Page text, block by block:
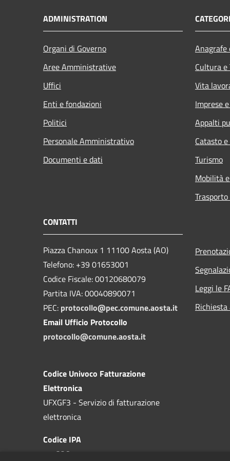
ADMINISTRATION
Organi di Governo
Aree Amministrative
Uffici
Enti e fondazioni
Politici
Personale Amministrativo
Documenti e dati
Cultura e
Vita
Imprese
Appalti
Catasto
Turismo
Mobilità
CONTATTI
Piazza Chanoux 1 11100 Aosta (AO)
Telefono: +39 01653001
Codice Fiscale: 00120680079
Partita IVA: 00040890071
PEC: protocollo@pec.comune.aosta.it
Email Ufficio Protocollo
protocollo@comune.aosta.it
Codice Univoco Fatturazione
Elettronica
UFXGF3 - Servizio di fatturazione
elettronica
Codice IPA
c_a326
Leggi le